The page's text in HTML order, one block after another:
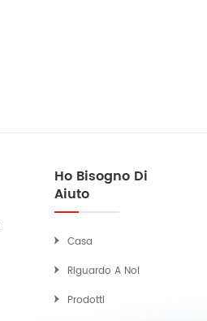
Ho Bisogno Di
Aiuto
Casa
Riguardo A Noi
Prodotti